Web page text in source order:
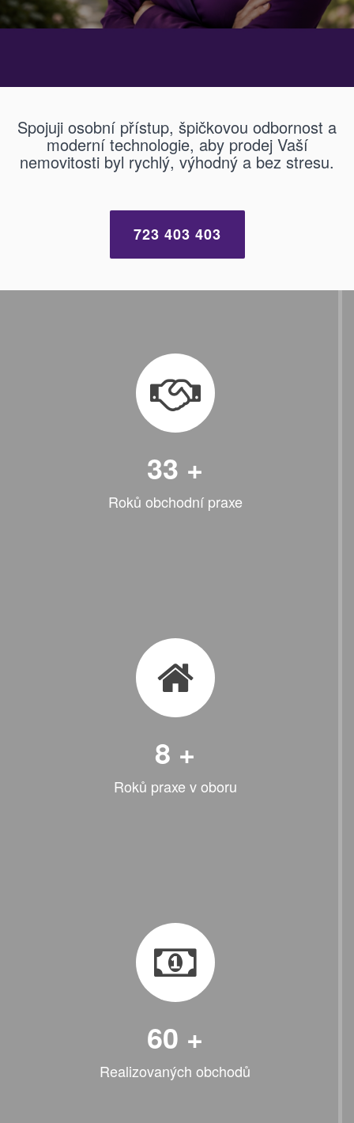
Spojuji osobní přístup, špičkovou odbornost a
moderní technologie, aby prodej Vaší
nemovitosti byl rychlý, výhodný a bez stresu.
723 403 403
33 +
Roků obchodní praxe
8 +
Roků praxe v oboru
60 +
Realizovaných obchodů